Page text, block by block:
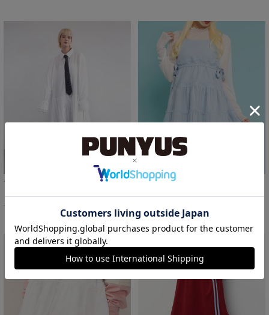
プリーツヘムシャツワンピース
￥6,000 31%OFF
サイズ：1/2/3/4 あり
チュールレイヤードキャミワンピース
￥5,500 37%OFF